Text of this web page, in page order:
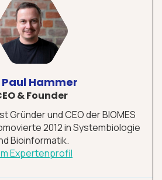
Paul Hammer
& Founder
Gründer und CEO der BIOMES
2012 in Systembiologie
Bioinformatik.
Expertenprofil